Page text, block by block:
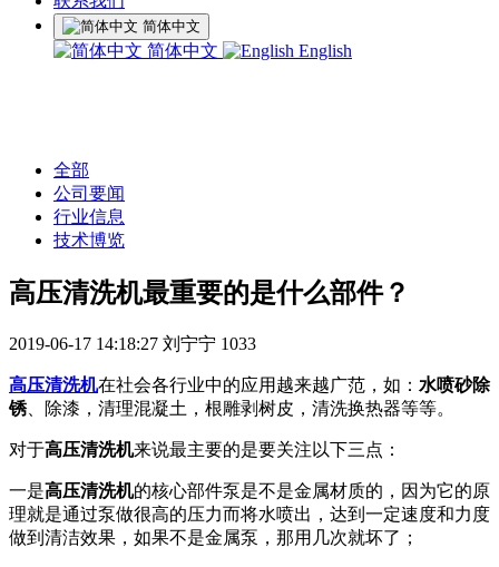
简体中文
简体中文 English
全部
公司要闻
行业信息
技术博览
高压清洗机最重要的是什么部件？
2019-06-17 14:18:27 刘宁宁 1033
高压清洗机在社会各行业中的应用越来越广范，如： 水喷砂除
锈、除漆，清理混凝土，根雕剥树皮，清洗换热器等等。
对于高压清洗机来说最主要的是要关注以下三点：
一是高压清洗机的核心部件泵是不是金属材质的，因为它的原
理就是通过泵做很高的压力而将水喷出，达到一定速度和力度
做到清洁效果，如果不是金属泵，那用几次就坏了；